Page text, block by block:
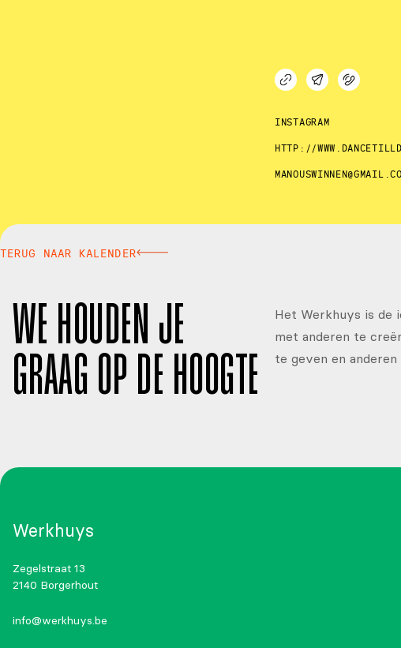
INSTAGRAM
HTTP://
TERUG NAAR KALENDER
WE HOUDEN JE
GRAAG OP DE HOOGTE
Het Werkhuys is de
met anderen te
te geven en
Werkhuys
Zegelstraat 13
2140 Borgerhout
info@werkhuys.be